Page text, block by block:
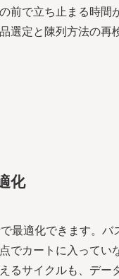
前で立ち止まる時
定と陳列方法の再
化
最適化できます。
でカートに入って
サイクルも、デー